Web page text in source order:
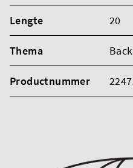
Lengte 20
Thema
Productnummer